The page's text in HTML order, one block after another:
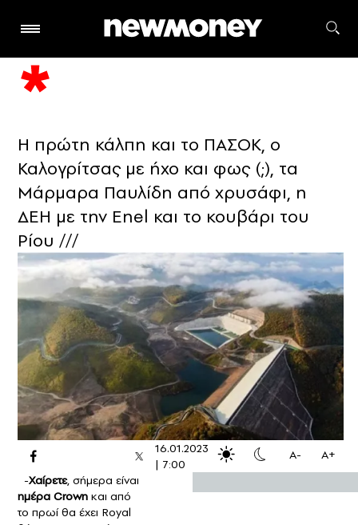
Η πρώτη κάλπη και το ΠΑΣΟΚ, ο
Καλογρίτσας με ήχο και φως (;), τα
Μάρμαρα Παυλίδη από χρυσάφι, η
ΔΕΗ με την Εnel και το κουβάρι του
Ρίου ///
16.01.2023
| 7:00
A-
A+
-Χαίρετε, σήμερα είναι
ημέρα Crown και από
το πρωί θα έχει Royal